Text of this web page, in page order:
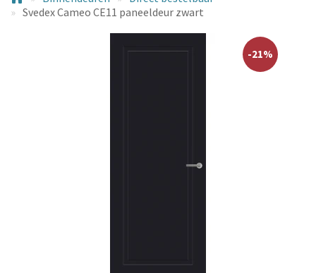
Svedex Cameo CE11 paneeldeur zwart
-21%